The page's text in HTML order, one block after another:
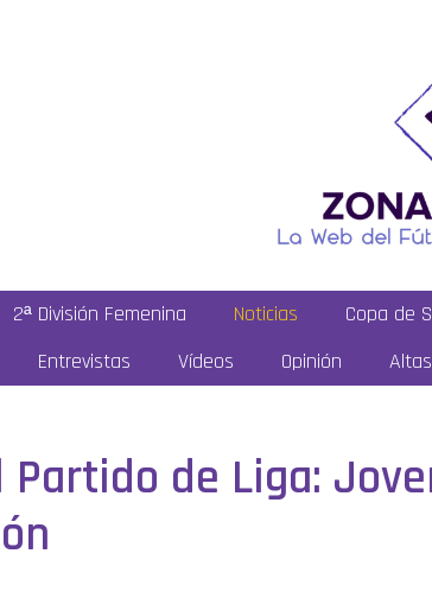
2ª División Femenina Noticias Copa de
Entrevistas
Vídeos Opinión
de Liga: